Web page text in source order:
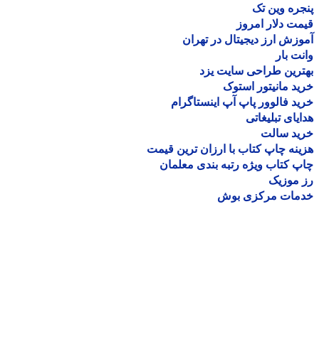
وین تک
دلار امروز
ارز دیجیتال در تهران
بار
طراحی سایت یزد
مانیتور استوک
فالوور پاپ آپ اینستاگرام
تبلیغاتی
سالت
چاپ کتاب با ارزان ترین قیمت
کتاب ویژه رتبه بندی معلمان
موزیک
مرکزی بوش